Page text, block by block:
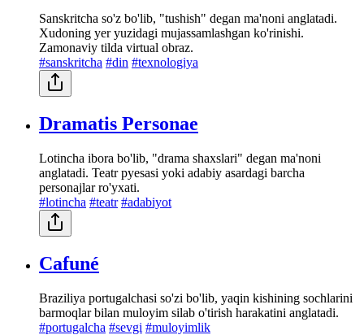
Sanskritcha so'z bo'lib, "tushish" degan ma'noni anglatadi.
Xudoning yer yuzidagi mujassamlashgan ko'rinishi.
Zamonaviy tilda virtual obraz.
#sanskritcha #din #texnologiya
Dramatis Personae
Lotincha ibora bo'lib, "drama shaxslari" degan ma'noni
anglatadi. Teatr pyesasi yoki adabiy asardagi barcha
personajlar ro'yxati.
#lotincha #teatr #adabiyot
Cafuné
Braziliya portugalchasi so'zi bo'lib, yaqin kishining sochlarini
barmoqlar bilan muloyim silab o'tirish harakatini anglatadi.
#portugalcha #sevgi #muloyimlik